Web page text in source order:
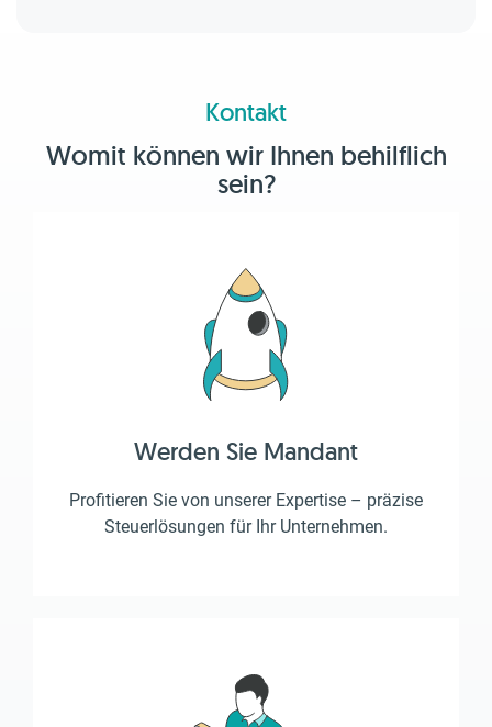
Kontakt
Womit können wir Ihnen behilflich
sein?
Werden Sie Mandant
Profitieren Sie von unserer Expertise – präzise
Steuerlösungen für Ihr Unternehmen.